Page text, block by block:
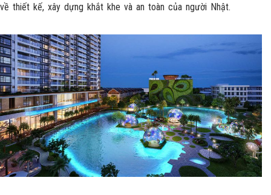
về thiết kế, xây dựng khắt khe và an toàn của người Nhật.